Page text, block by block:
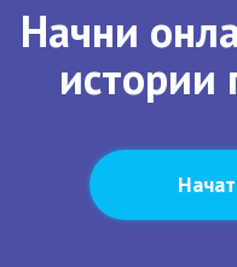
Начни
истории